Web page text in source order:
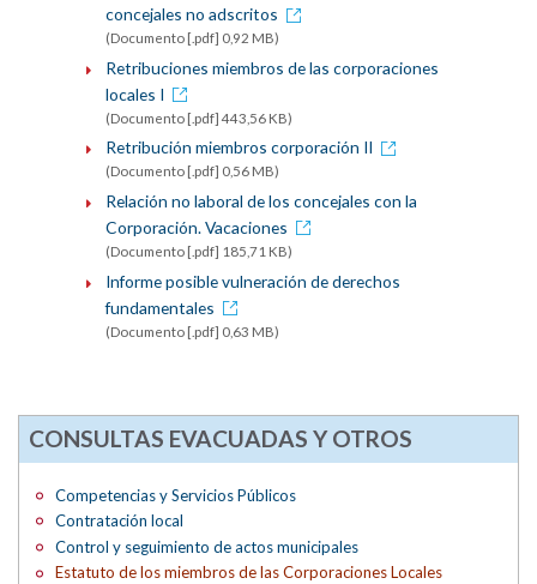
concejales no adscritos
(Documento [.pdf] 0,92 MB)
Retribuciones miembros de las corporaciones
locales I
(Documento [.pdf] 443,56 KB)
Retribución miembros corporación II
(Documento [.pdf] 0,56 MB)
Relación no laboral de los concejales con la
Corporación. Vacaciones
(Documento [.pdf] 185,71 KB)
Informe posible vulneración de derechos
fundamentales
(Documento [.pdf] 0,63 MB)
CONSULTAS EVACUADAS Y OTROS
Competencias y Servicios Públicos
Contratación local
Control y seguimiento de actos municipales
Estatuto de los miembros de las Corporaciones Locales